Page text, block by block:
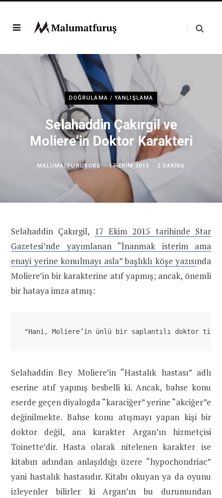
DOĞRULAMA / YANLIŞLAMA
Selahaddin Çakırgil ve
Moliere’in Doktor Karakteri
MALUMATFURUSORG 17 EKIM 2015 2 DAKIKA
Selahaddin Çakırgil, 17 Ekim 2015 tarihinde Star
Gazetesi’nde yayımlanan “İnanmak isterim ama
enayi yerine konulmayı asla” başlıklı köşe yazısında
Moliere’in bir karakterine atıf yapmış; ancak, önemli
bir hataya imza atmış:
"Hani, Moliere’in ünlü bir saplantılı doktor
Selahaddin Bey Moliere’in “Hastalık hastası” adlı
eserine atıf yapmış besbelli ki. Ancak, bahse konu
eserde geçen diyalogda “karaciğer” yerine “akciğer”e
değinilmekte. Bahse konu atışmayı yapan kişi bir
doktor değil, ana karakter Argan’ın hizmetçisi
Toinette’dir. Hasta olarak nitelenen karakter ise
kitabın adından anlaşıldığı üzere “hypochondriac”
yani hastalık hastasıdır. Kitabı okuyan ya da oyunu
izleyenler bilirler ki Argan’ın bu durumundan